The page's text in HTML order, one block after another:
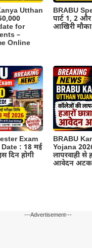
Utthan
for
–
Online
BRABU
पार्ट 1, 2
आखिरी मौका
Exam
: 18 मई
दिन होगी
BRABU
Yojana
लापरवाही से
आवेदन
---Advertisement---